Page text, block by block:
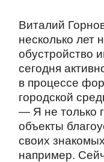
Виталий
несколько лет
обустройство
сегодня
в процессе
городской
— Я не только
объекты
своих
например.